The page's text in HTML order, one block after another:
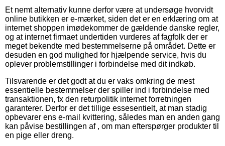
Et nemt alternativ kunne derfor være at undersøge hvorvidt
online butikken er e-mærket, siden det er en erklæring om at
internet shoppen imødekommer de gældende danske regler,
og at internet firmaet undertiden vurderes af fagfolk der er
meget bekendte med bestemmelserne på området. Dette er
desuden en god mulighed for hjælpende service, hvis du
oplever problemstillinger i forbindelse med dit indkøb.
Tilsvarende er det godt at du er vaks omkring de mest
essentielle bestemmelser der spiller ind i forbindelse med
transaktionen, fx den returpolitik internet forretningen
garanterer. Derfor er det tillige essesentielt, at man stadig
opbevarer ens e-mail kvittering, således man en anden gang
kan påvise bestillingen af , om man efterspørger produkter til
en pige eller dreng.